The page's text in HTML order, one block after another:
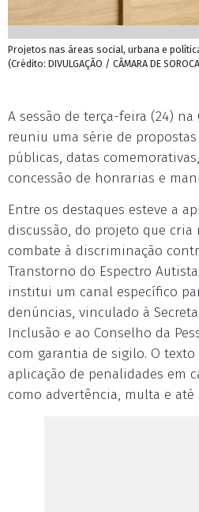
Projetos nas áreas social, urbana e
(Crédito: DIVULGAÇÃO / CÂMARA DE
A sessão de terça-feira (24) na
reuniu uma série de
públicas, datas
concessão de honrarias e
Entre os destaques esteve a
discussão, do projeto que cria
combate à discriminação
Transtorno do Espectro
institui um canal específico
denúncias, vinculado à
Inclusão e ao Conselho da
com garantia de sigilo. O
aplicação de penalidades em
como advertência, multa e até